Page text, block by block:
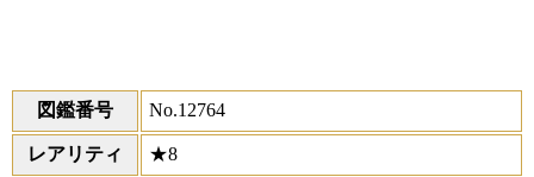
図鑑番号 No.12764
レアリティ ★8